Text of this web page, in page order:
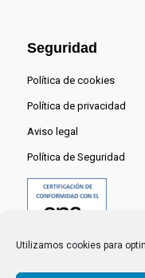
Utilizamos cookies para
Seguridad
Política de cookies
Política de privacidad
Aviso legal
Política de Seguridad